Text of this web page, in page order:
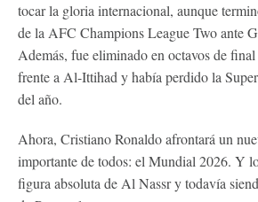
tocar la gloria internacional, aunque
de la AFC Champions League Two ante
Además, fue eliminado en octavos de
frente a Al-Ittihad y había perdido la
del año.
Ahora, Cristiano Ronaldo afrontará un
importante de todos: el Mundial 2026. Y
figura absoluta de Al Nassr y todavía